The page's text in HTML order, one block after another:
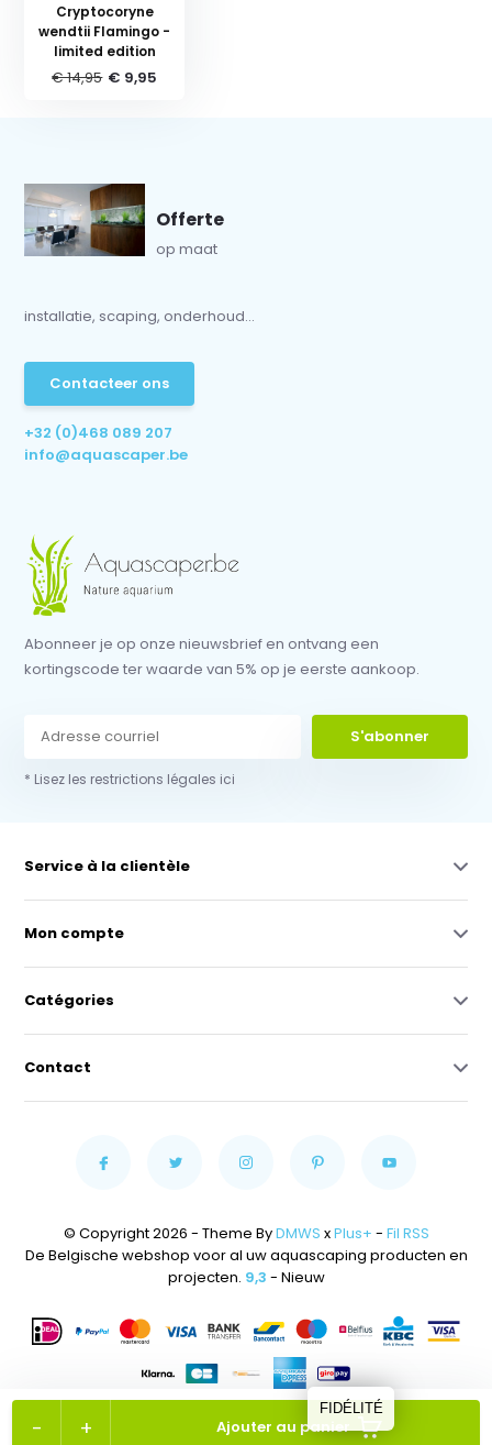
+
- Ajouter au panier
Cryptocoryne
wendtii Flamingo -
limited edition
€ 14,95 € 9,95
Offerte
op maat
installatie, scaping, onderhoud...
Contacteer ons
+32 (0)468 089 207
info@aquascaper.be
Abonneer je op onze nieuwsbrief en ontvang een
kortingscode ter waarde van 5% op je eerste aankoop.
S'abonner
* Lisez les restrictions légales ici
Service à la clientèle
Mon compte
Catégories
Contact
© Copyright 2026 - Theme ByDMWS xPlus+ - Fil RSS
De Belgische webshop voor al uw aquascaping producten en
projecten. 9,3 - Nieuw
FIDÉLITÉ